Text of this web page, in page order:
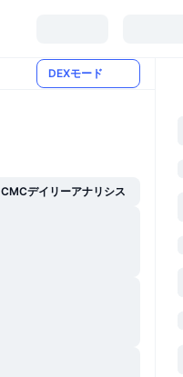
DEXモード
CMCデイリーアナリシス